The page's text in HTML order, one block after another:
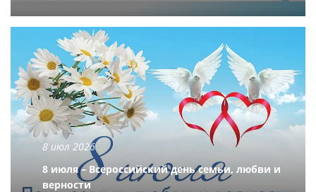
8 июл 2026
8 июля – Всероссийский день семьи, любви и
верности